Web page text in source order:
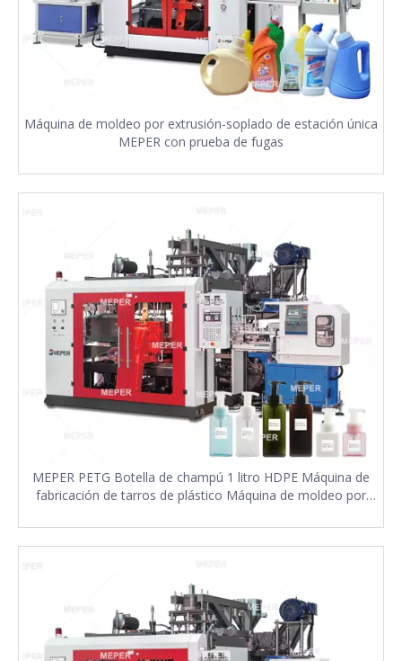
Máquina de moldeo por extrusión-soplado de estación única
MEPER con prueba de fugas
MEPER PETG Botella de champú 1 litro HDPE Máquina de
fabricación de tarros de plástico Máquina de moldeo por